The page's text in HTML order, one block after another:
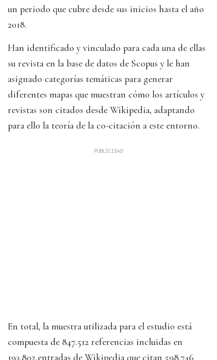
un periodo que cubre desde sus inicios hasta el año
2018.
Han identificado y vinculado para cada una de ellas
su revista en la base de datos de Scopus y le han
asignado categorías temáticas para generar
diferentes mapas que muestran cómo los artículos y
revistas son citados desde Wikipedia, adaptando
para ello la teoría de la co-citación a este entorno.
En total, la muestra utilizada para el estudio está
compuesta de 847.512 referencias incluidas en
193.802 entradas de Wikipedia que citan 598.746